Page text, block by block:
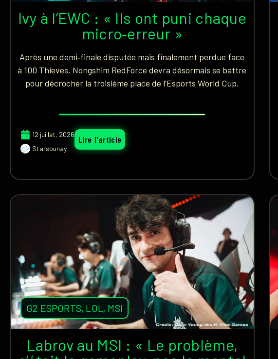
Ivy à l’EWC : « Ils ont puni chaque
micro‑erreur »
Après une demi‑finale disputée mais finalement perdue face
à 100 Thieves, Nongshim RedForce devra désormais se battre
pour décrocher la troisième place de l’Esports World Cup.
12 juillet, 2026
Starsounay
Lire l'article
G2 ESPORTS, LOL, MSI
Labrov au MSI : « Le problème,